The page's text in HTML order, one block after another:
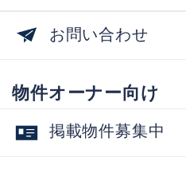
お問い合わせ
物件オーナー向け
掲載物件募集中